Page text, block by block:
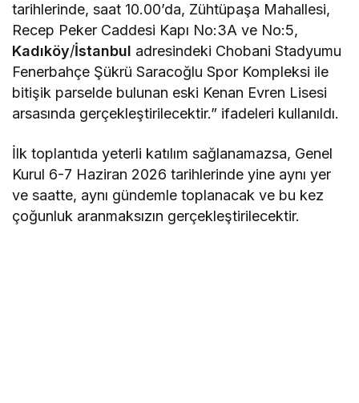
tarihlerinde, saat 10.00’da, Zühtüpaşa Mahallesi,
Recep Peker Caddesi Kapı No:3A ve No:5,
Kadıköy/İstanbul adresindeki Chobani Stadyumu
Fenerbahçe Şükrü Saracoğlu Spor Kompleksi ile
bitişik parselde bulunan eski Kenan Evren Lisesi
arsasında gerçekleştirilecektir.” ifadeleri kullanıldı.
İlk toplantıda yeterli katılım sağlanamazsa, Genel
Kurul 6-7 Haziran 2026 tarihlerinde yine aynı yer
ve saatte, aynı gündemle toplanacak ve bu kez
çoğunluk aranmaksızın gerçekleştirilecektir.